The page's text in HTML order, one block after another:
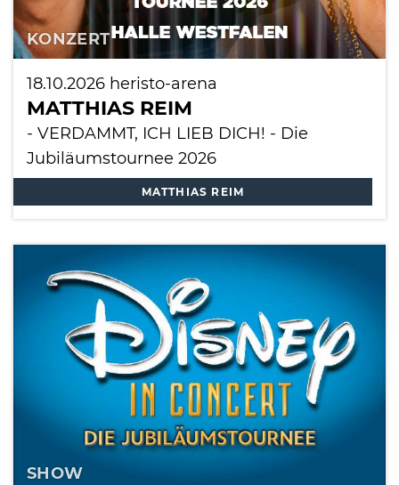
KONZERT
18.10.2026 heristo-arena
MATTHIAS REIM
- VERDAMMT, ICH LIEB DICH! - Die
Jubiläumstournee 2026
MATTHIAS REIM
SHOW